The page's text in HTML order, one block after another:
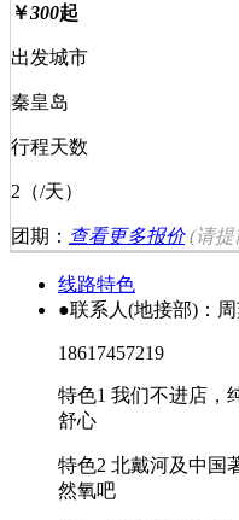
￥300起
出发城市
秦皇岛
行程天数
2（/天）
团期： 查看更多报价 (请提
线路特色
●联系人(地接部)：周
18617457219
特色1 我们不进店，
舒心
特色2 北戴河及中国
然氧吧